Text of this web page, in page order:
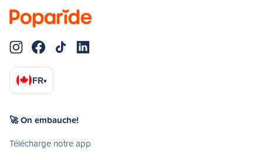
FR▾
🚀 On embauche!
Télécharge notre app